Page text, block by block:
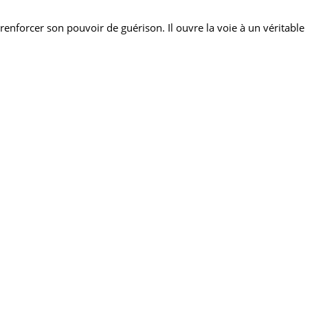
son pouvoir de guérison. Il ouvre la voie à un véritable